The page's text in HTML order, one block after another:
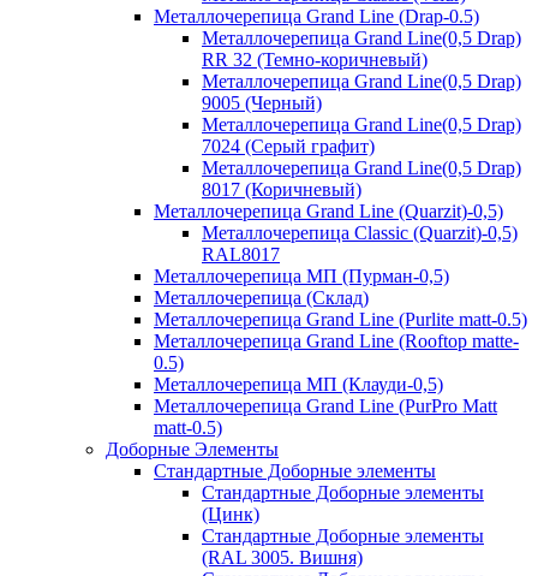
Металлочерепица Grand Line (Drap-0.5)
Металлочерепица Grand Line(0,5 Drap)
RR 32 (Темно-коричневый)
Металлочерепица Grand Line(0,5 Drap)
9005 (Черный)
Металлочерепица Grand Line(0,5 Drap)
7024 (Серый графит)
Металлочерепица Grand Line(0,5 Drap)
8017 (Коричневый)
Металлочерепица Grand Line (Quarzit)-0,5)
Металлочерепица Classic (Quarzit)-0,5)
RAL8017
Металлочерепица МП (Пурман-0,5)
Металлочерепица (Склад)
Металлочерепица Grand Line (Purlite matt-0.5)
Металлочерепица Grand Line (Rooftop matte-
0.5)
Металлочерепица МП (Клауди-0,5)
Металлочерепица Grand Line (PurPro Matt
matt-0.5)
Доборные Элементы
Стандартные Доборные элементы
Стандартные Доборные элементы
(Цинк)
Стандартные Доборные элементы
(RAL 3005. Вишня)